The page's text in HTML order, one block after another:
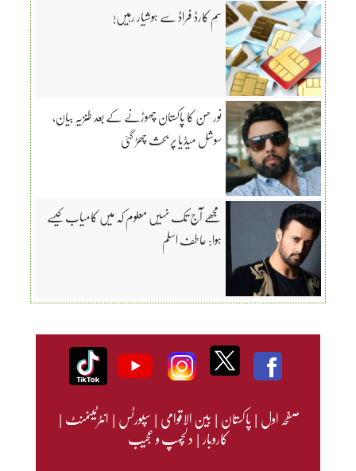
سِم کارڈ فراڈ سے ہوشیار رہیں!
نور حسن کا پاکستان چھوڑنے کے بعد طنزیہ بیان،
سوشل میڈیا پر بحث چھڑ گئی
مجھے آج تک نہیں معلوم کہ میں کامیاب کیسے
ہوا: عاطف اسلم
صفحہ اول|پاکستان|بین الاقوامی|سپورٹس|انٹرٹینمنٹ|
کاروبار|دلچسپ و عجیب